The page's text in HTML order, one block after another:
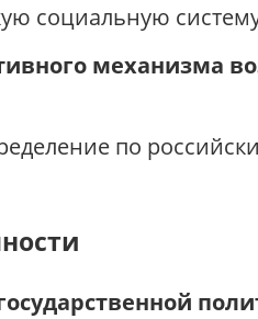
социальную
механизма
по